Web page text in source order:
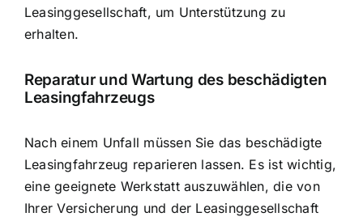
Leasinggesellschaft, um Unterstützung zu
erhalten.
Reparatur und Wartung des beschädigten
Leasingfahrzeugs
Nach einem Unfall müssen Sie das beschädigte
Leasingfahrzeug reparieren lassen. Es ist wichtig,
eine geeignete Werkstatt auszuwählen, die von
Ihrer Versicherung und der Leasinggesellschaft